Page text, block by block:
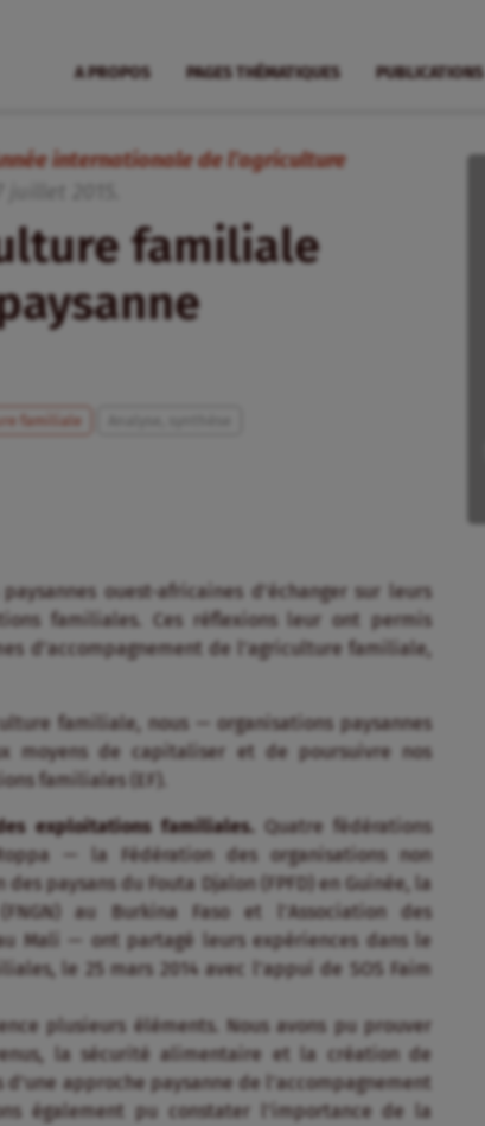
A PROPOS PAGES THÉMATIQUES PUBLICATIONS
internationale de l’agriculture
familiale
familiale
ouest-africaines d’échanger sur leurs
familiales. Ces réflexions leur ont permis
d’accompagnement de l’agriculture familiale,
familiale, nous — organisations paysannes
moyens de capitaliser et de poursuivre nos
familiales (EF).
exploitations familiales. Quatre fédérations
— la Fédération des organisations non
paysans du Fouta Djalon (FPFD) en Guinée, la
au Burkina Faso et l’Association des
Mali — ont partagé leurs expériences dans le
le 25 mars 2014 avec l’appui de SOS Faim
plusieurs éléments. Nous avons pu prouver
la sécurité alimentaire et la création de
approche paysanne de l’accompagnement
également pu constater l’importance de la